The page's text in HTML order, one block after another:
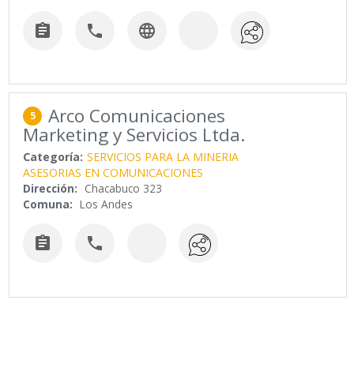
  
5 Arco Comunicaciones
Marketing y Servicios Ltda.
Categoría: SERVICIOS PARA LA MINERIA
ASESORIAS EN COMUNICACIONES
Dirección: Chacabuco 323
Comuna: Los Andes
 